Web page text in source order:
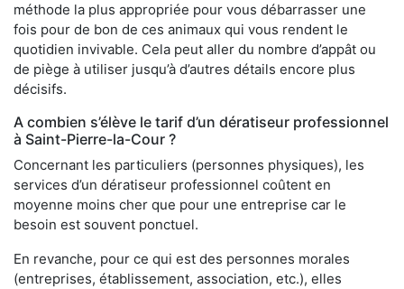
méthode la plus appropriée pour vous débarrasser une
fois pour de bon de ces animaux qui vous rendent le
quotidien invivable. Cela peut aller du nombre d’appât ou
de piège à utiliser jusqu’à d’autres détails encore plus
décisifs.
A combien s’élève le tarif d’un dératiseur professionnel
à Saint-Pierre-la-Cour ?
Concernant les particuliers (personnes physiques), les
services d’un dératiseur professionnel coûtent en
moyenne moins cher que pour une entreprise car le
besoin est souvent ponctuel.
En revanche, pour ce qui est des personnes morales
(entreprises, établissement, association, etc.), elles